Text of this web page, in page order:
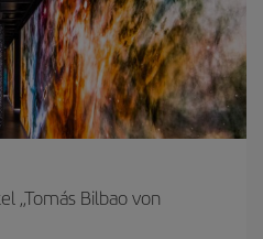
„Tomás Bilbao von